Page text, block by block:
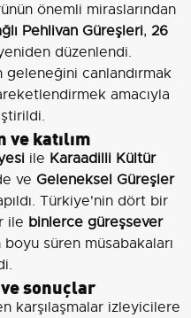
önemli miraslarından
Pehlivan Güreşleri, 26
düzenlendi.
canlandırmak
amacıyla
ve katılım
ile Karaadilli Kültür
ve Geleneksel Güreşler
Türkiye'nin dört bir
ile binlerce güreşsever
süren müsabakaları
sonuçlar
karşılaşmalar izleyicilere